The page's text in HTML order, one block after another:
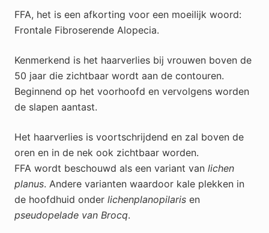
FFA, het is een afkorting voor een moeilijk woord:
Frontale Fibroserende Alopecia.
Kenmerkend is het haarverlies bij vrouwen boven de
50 jaar die zichtbaar wordt aan de contouren.
Beginnend op het voorhoofd en vervolgens worden
de slapen aantast.
Het haarverlies is voortschrijdend en zal boven de
oren en in de nek ook zichtbaar worden.
FFA wordt beschouwd als een variant van lichen
planus. Andere varianten waardoor kale plekken in
de hoofdhuid onder lichenplanopilaris en
pseudopelade van Brocq.